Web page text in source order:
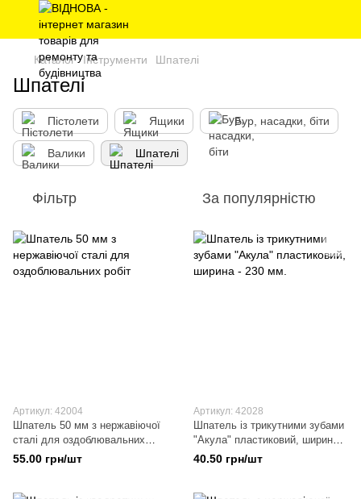
Каталог Інструменти Шпателі
Шпателі
Пістолети Ящики Бур, насадки, біти
Валики Шпателі
Фільтр За популярністю
Артикул: 42004
Шпатель 50 мм з нержавіючої
сталі для оздоблювальних
робіт
55.00 грн/шт
Артикул: 42028
Шпатель із трикутними зубами
"Акула" пластиковий, ширина -
230 мм.
40.50 грн/шт